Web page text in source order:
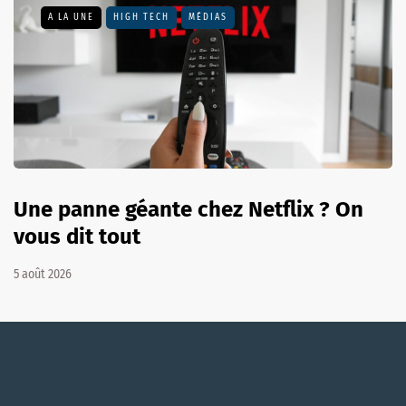
A LA UNE HIGH TECH MÉDIAS
Une panne géante chez Netflix ? On
vous dit tout
5 août 2026